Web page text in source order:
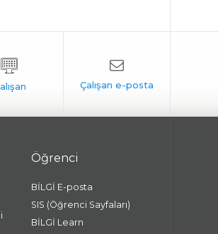
Öğrenci
BİLGİ E-posta
SIS (Öğrenci Sayfaları)
BİLGİ Learn